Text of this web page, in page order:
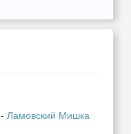
- Ламовский Мишка